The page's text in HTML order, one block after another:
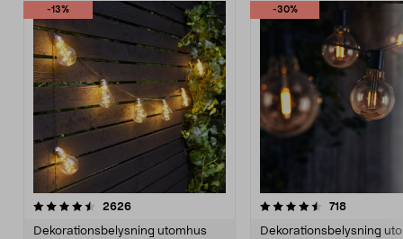
-13%
2626recensioner
Dekorationsbelysning utomhus
-30%
4.5 av 5 stjärnor 718
Dekorationsbelysning
4.5 av 5 stjärnor